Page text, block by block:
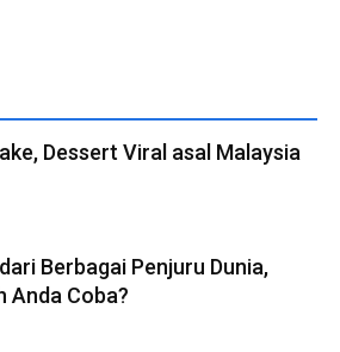
Dessert Viral asal Malaysia
Berbagai Penjuru Dunia,
Anda Coba?